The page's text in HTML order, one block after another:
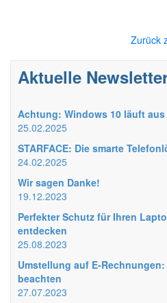
Zurück
Aktuelle
Achtung: Windows 10 läuft
25.02.2025
STARFACE: Die smarte
24.02.2025
Wir sagen Danke!
19.12.2023
Perfekter Schutz für Ihren
entdecken
25.08.2023
Umstellung auf E-
beachten
27.07.2023